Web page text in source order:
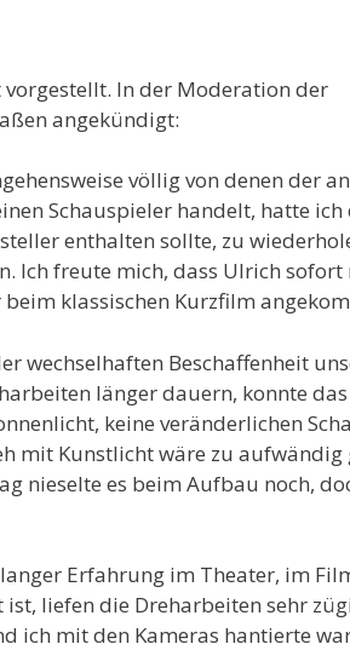
In der Moderation der
angekündigt:
völlig von denen der
Schauspieler handelt, hatte ich
enthalten sollte, zu
Ich freute mich, dass Ulrich
klassischen Kurzfilm
wechselhaften Beschaffenheit
länger dauern, konnte
keine veränderlichen
mit Kunstlicht wäre zu aufwändig
nieselte es beim Aufbau noch,
Erfahrung im Theater, im
liefen die Dreharbeiten sehr
ich mit den Kameras hantierte